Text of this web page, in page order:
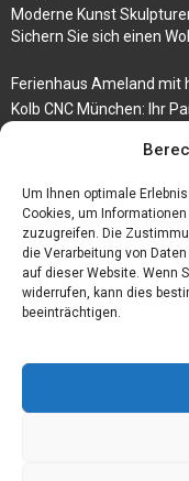
Um Ihnen optimale
Cookies, um
zuzugreifen. Die
die Verarbeitung von
auf dieser Website. Wenn
widerrufen, kann dies
beeinträchtigen.
Moderne Kunst
Sichern Sie sich einen
Ferienhaus Ameland mit
Kolb CNC München: Ihr
Branchenbuch Krefeld